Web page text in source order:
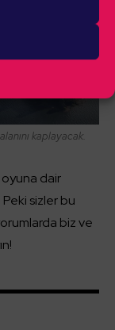
kaplayacak.
dair
sizler bu
biz ve